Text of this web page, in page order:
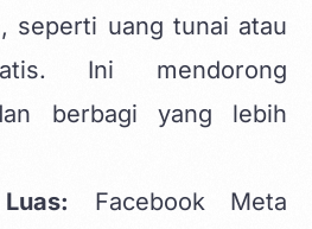
seperti uang tunai atau
Ini mendorong
berbagi yang lebih
Facebook Meta